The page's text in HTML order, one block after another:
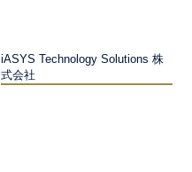
iASYS Technology Solutions 株
式会社